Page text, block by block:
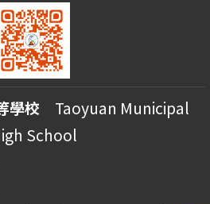
學校 Taoyuan Municipal
School